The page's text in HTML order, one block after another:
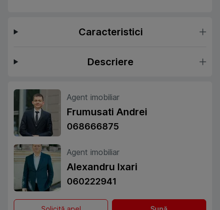
Caracteristici
Descriere
Agent imobiliar
Frumusati Andrei
068666875
Agent imobiliar
Alexandru Ixari
060222941